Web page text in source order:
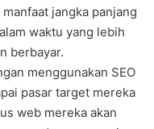
jangka panjang
waktu yang lebih
berbayar.
menggunakan SEO
pasar target mereka
web mereka akan